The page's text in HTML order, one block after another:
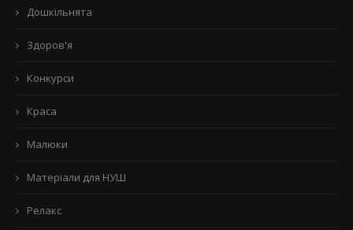
Дошкільнята
Здоров'я
Конкурси
Краса
Малюки
Матеріали для НУШ
Релакс